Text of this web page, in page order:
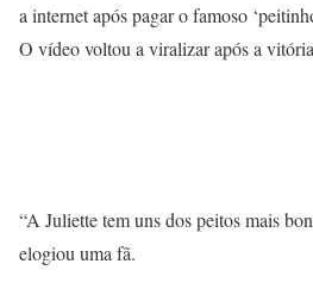
a internet após pagar o famoso
O vídeo voltou a viralizar após a
“A Juliette tem uns dos peitos mais
elogiou uma fã.